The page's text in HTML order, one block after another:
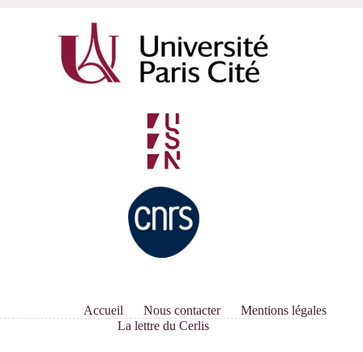
Accueil Nous contacter
Mentions légales
La lettre du Cerlis